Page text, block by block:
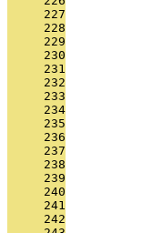
     227
     228
     229
     230
     231
     232
     233
     234
     235
     236
     237
     238
     239
     240
     241
     242